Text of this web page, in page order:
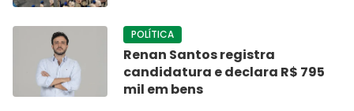
POLÍTICA
Renan Santos registra
candidatura e declara R$ 795
mil em bens